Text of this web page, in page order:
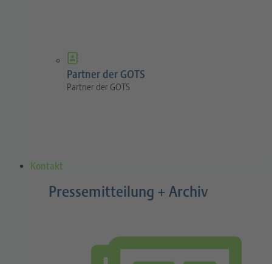
Partner der GOTS
Partner der GOTS
Kontakt
Pressemitteilung + Archiv